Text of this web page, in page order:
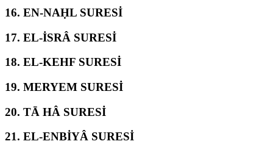
16. EN-NAḤL SURESİ
17. EL-İSRÂ SURESİ
18. EL-KEHF SURESİ
19. MERYEM SURESİ
20. TĀ HÂ SURESİ
21. EL-ENBİYÂ SURESİ